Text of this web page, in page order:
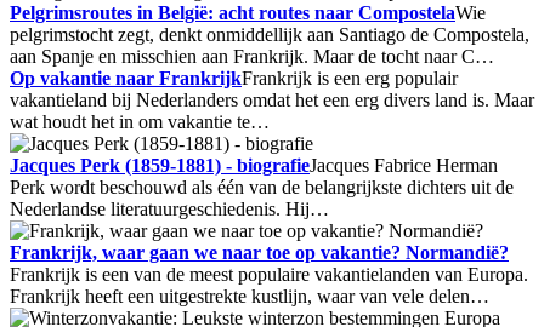
Pelgrimsroutes in België: acht routes naar CompostelaWie
pelgrimstocht zegt, denkt onmiddellijk aan Santiago de Compostela,
aan Spanje en misschien aan Frankrijk. Maar de tocht naar C…
Op vakantie naar FrankrijkFrankrijk is een erg populair
vakantieland bij Nederlanders omdat het een erg divers land is. Maar
wat houdt het in om vakantie te…
Jacques Perk (1859-1881) - biografieJacques Fabrice Herman
Perk wordt beschouwd als één van de belangrijkste dichters uit de
Nederlandse literatuurgeschiedenis. Hij…
Frankrijk, waar gaan we naar toe op vakantie? Normandië?
Frankrijk is een van de meest populaire vakantielanden van Europa.
Frankrijk heeft een uitgestrekte kustlijn, waar van vele delen…